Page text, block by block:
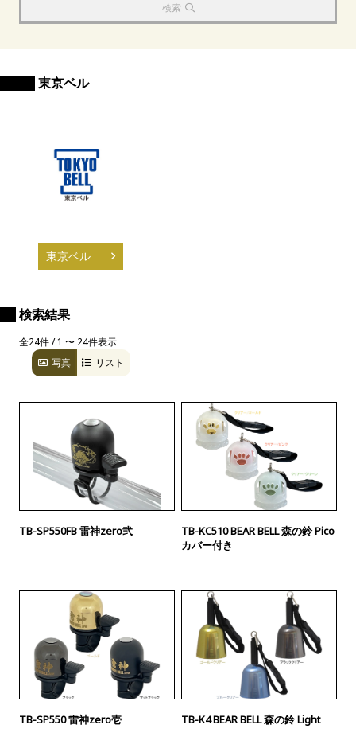
検索
東京ベル
東京ベル
検索結果
全24件 / 1 〜 24件表示
写真
リスト
TB-SP550FB 雷神zero弐
TB-KC510 BEAR BELL 森の鈴 Pico
カバー付き
TB-SP550 雷神zero壱 TB-K4 BEAR BELL 森の鈴 Light